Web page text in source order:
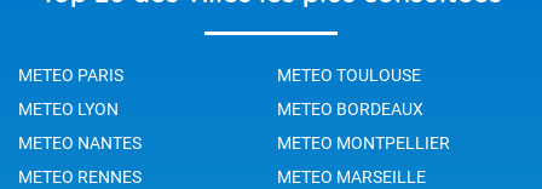
METEO PARIS
METEO TOULOUSE
METEO LYON
METEO BORDEAUX
METEO NANTES
METEO MONTPELLIER
METEO RENNES
METEO MARSEILLE